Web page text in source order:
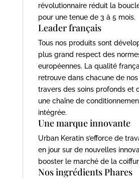
révolutionnaire réduit la boucle
pour une tenue de 3 à 5 mois.
Leader français
Tous nos produits sont
plus grand respect des
européennes. La qualité
retrouve dans chacune de
travers des soins profonds et
une chaîne de
intégrée.
Une marque innovante
Urban Keratin s’efforce de
en jour sur de nouvelles
booster le marché de la
Nos ingrédients Phares